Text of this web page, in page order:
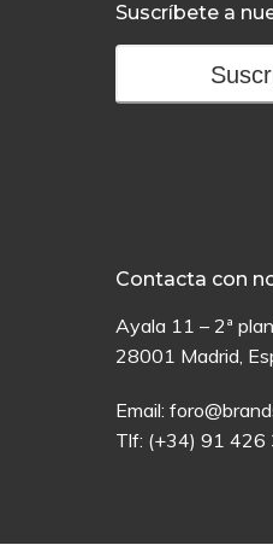
Suscríbete a
Contacta con
Ayala 11 – 2ª
28001 Madrid,
Email:
Tlf: (+34) 91 426